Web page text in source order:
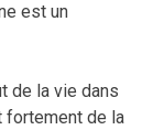
est un
de la vie dans
fortement de la